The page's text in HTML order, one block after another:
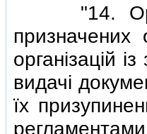
"14.
призначених
органiзацiй
видачi
їх